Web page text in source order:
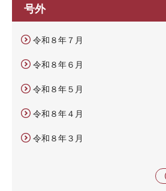
号外
令和８年７月
令和８年６月
令和８年５月
令和８年４月
令和８年３月